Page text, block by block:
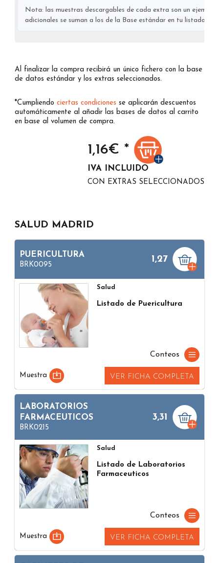
Nota: las muestras descargables de cada extra son un
adicionales se suman a los de la Base estándar en tu listado
Al finalizar la compra recibirá un único fichero con la base
de datos estándar y los extras seleccionados.
*Cumpliendo ciertas condiciones se aplicarán descuentos
automáticamente al añadir las bases de datos al carrito
en base al volumen de compra.
1,16€ *
IVA INCLUIDO
CON EXTRAS SELECCIONADOS
SALUD MADRID
PUERICULTURA
BRK0095
1,27
Salud
Listado de Puericultura
Conteos
Muestra VER FICHA COMPLETA
LABORATORIOS
FARMACEUTICOS
BRK0215
3,31
Salud
Listado de Laboratorios
Farmaceuticos
Conteos
Muestra VER FICHA COMPLETA